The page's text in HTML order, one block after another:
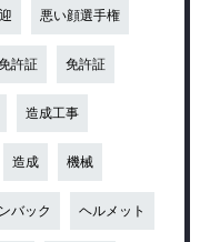
悪い顔選手権
許証 免許証
造成工事
造成 機械
バック ヘルメット